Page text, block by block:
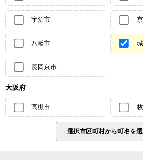
宇治市
八幡市
長岡京市
大阪府
高槻市